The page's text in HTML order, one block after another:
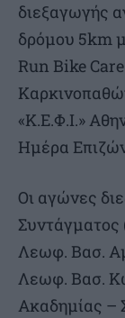
διεξαγωγής
δρόμου 5km
Run Bike
«Κ.Ε.Φ.Ι.»
Ημέρα
Οι αγώνες
Λεωφ. Βασ.
Λεωφ. Βασ.
Ακαδημίας –